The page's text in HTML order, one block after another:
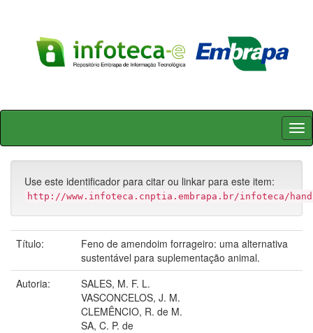
Skip
Use este identificador para citar ou linkar para este item:
http://www.infoteca.cnptia.embrapa.br/infoteca/
Título:
Feno de amendoim forrageiro: uma alternativa
sustentável para suplementação animal.
Autoria:
SALES, M. F. L.
VASCONCELOS, J. M.
CLEMÊNCIO, R. de M.
SA, C. P. de